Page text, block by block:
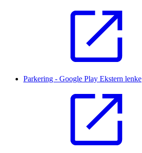
Parkering - Google Play Ekstern lenke